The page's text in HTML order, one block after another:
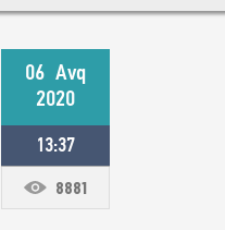
06 Avq
2020
13:37
8881